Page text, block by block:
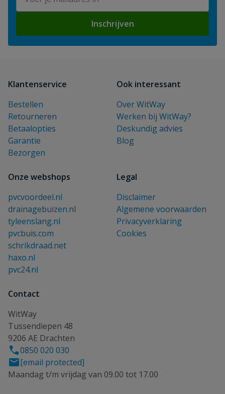
Inschrijven
Klantenservice
Bestellen
Retourneren
Betaalopties
Garantie
Bezorgen
Ook interessant
Over WitWay
Werken bij WitWay?
Deskundig advies
Blog
Onze webshops
pvcvoordeel.nl
drainagebuizen.nl
tyleenslang.nl
pvcbuis.com
schrikdraad.net
haxo.nl
pvc24.nl
Legal
Disclaimer
Algemene voorwaarden
Privacyverklaring
Cookies
Contact
WitWay
Tussendiepen 48
9206 AE Drachten
0850 020 030
[email protected]
Maandag t/m vrijdag van 09.00 tot 17.00